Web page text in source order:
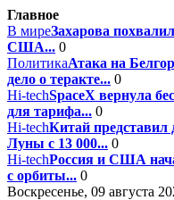
Главное
В миреЗахарова
США... 0
ПолитикаАтака на
дело о теракте... 0
Hi-techSpaceX вернула
для тарифа... 0
Hi-techКитай представил
Луны с 13 000... 0
Hi-techРоссия и США
с орбиты... 0
Воскресенье, 09 августа